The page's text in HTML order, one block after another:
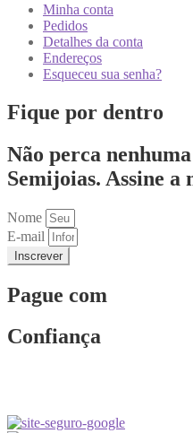
Minha conta
Pedidos
Detalhes da conta
Endereços
Esqueceu sua senha?
Fique por dentro
Não perca
Semijoias. Assine a
Nome
E-mail
Inscrever
Pague com
Confiança